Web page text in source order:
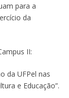
para a
da
II:
da UFPel nas
e Educação”.